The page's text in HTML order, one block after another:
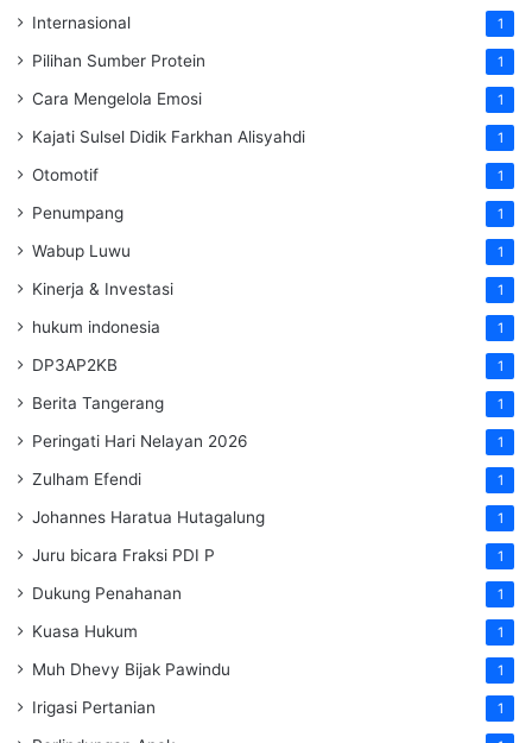
Internasional 1
Pilihan Sumber Protein 1
Cara Mengelola Emosi 1
Kajati Sulsel Didik Farkhan Alisyahdi 1
Otomotif 1
Penumpang 1
Wabup Luwu 1
Kinerja & Investasi 1
hukum indonesia 1
DP3AP2KB 1
Berita Tangerang 1
Peringati Hari Nelayan 2026 1
Zulham Efendi 1
Johannes Haratua Hutagalung 1
Juru bicara Fraksi PDI P 1
Dukung Penahanan 1
Kuasa Hukum 1
Muh Dhevy Bijak Pawindu 1
Irigasi Pertanian 1